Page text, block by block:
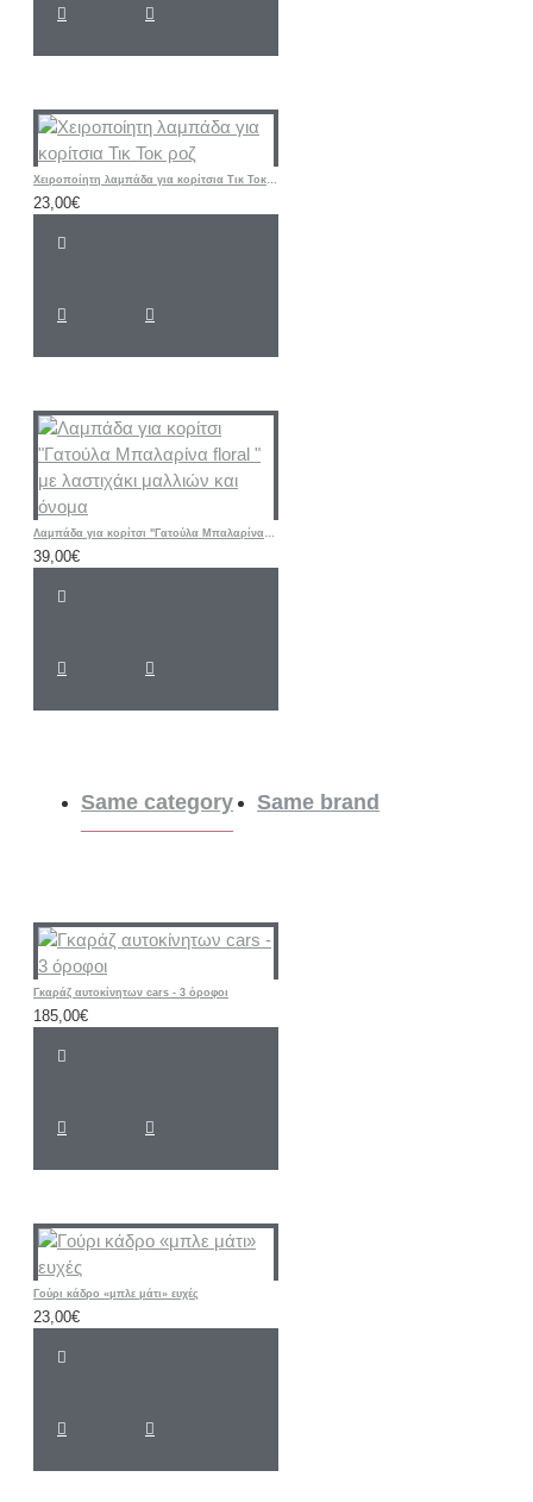
Χειροποίητη λαμπάδα για κορίτσια Τικ Τοκ ροζ
23,00€
Λαμπάδα για κορίτσι "Γατούλα Μπαλαρίνα floral " με λαστιχάκι μαλλιών και όνομα
39,00€
Same category Same brand
Γκαράζ αυτοκίνητων cars - 3 όροφοι
185,00€
Γούρι κάδρο «μπλε μάτι» ευχές
23,00€